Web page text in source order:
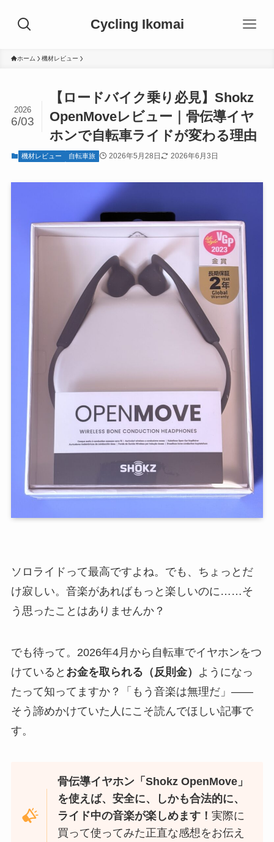
Cycling Ikomai
ホーム 機材レビュー
【ロードバイク乗り必見】Shokz
OpenMoveレビュー｜骨伝導イヤ
ホンで自転車ライドが変わる理由
2026
6/03
機材レビュー 自転車旅 2026年5月28日 2026年6月3日
ソロライドって最高ですよね。でも、ちょっとだ
け寂しい。音楽があればもっと楽しいのに……そ
う思ったことはありませんか？
でも待って。2026年4月から自転車でイヤホンをつ
けていると お金を取られる（反則金）
ようになっ
たって知ってますか？「もう音楽は無理だ」——
そう諦めかけていた人にこそ読んでほしい記事で
す。
骨伝導イヤホン「Shokz OpenMove」
を使えば、安全に、しかも合法的に、
ライド中の音楽が楽しめます！実際に
買って使ってみた正直な感想をお伝え